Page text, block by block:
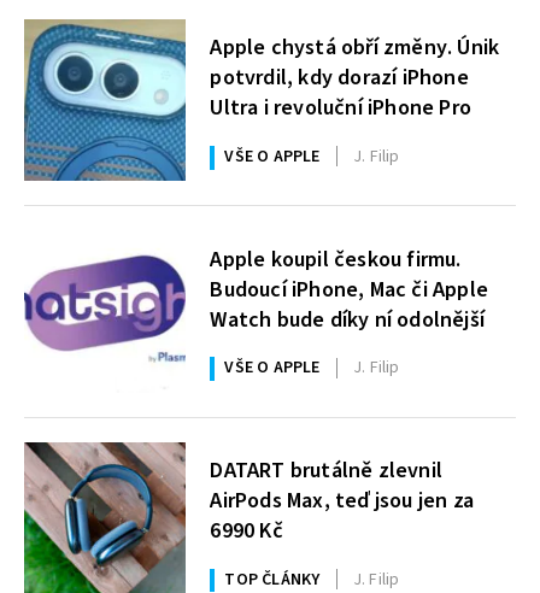
Apple chystá obří změny. Únik
potvrdil, kdy dorazí iPhone
Ultra i revoluční iPhone Pro
VŠE O APPLE J. Filip
Apple koupil českou firmu.
Budoucí iPhone, Mac či Apple
Watch bude díky ní odolnější
VŠE O APPLE J. Filip
DATART brutálně zlevnil
AirPods Max, teď jsou jen za
6990 Kč
TOP ČLÁNKY J. Filip